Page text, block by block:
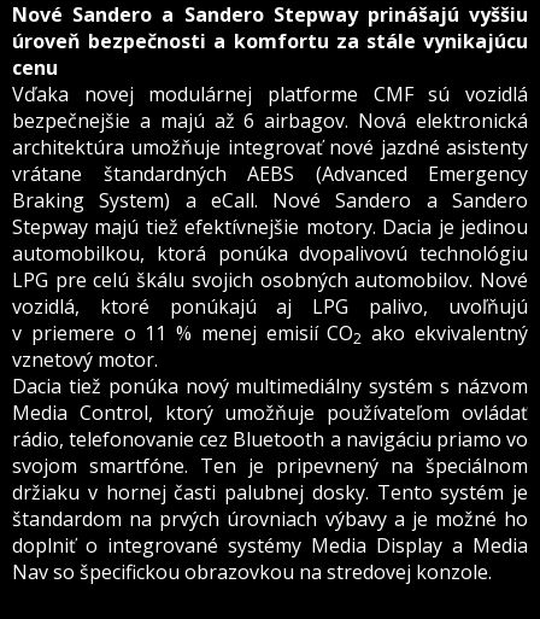
Nové Sandero a Sandero Stepway prinášajú vyššiu
úroveň bezpečnosti a komfortu za stále vynikajúcu
cenu
Vďaka novej modulárnej platforme CMF sú vozidlá
bezpečnejšie a majú až 6 airbagov. Nová elektronická
architektúra umožňuje integrovať nové jazdné asistenty
vrátane štandardných AEBS (Advanced Emergency
Braking System) a eCall. Nové Sandero a Sandero
Stepway majú tiež efektívnejšie motory. Dacia je jedinou
automobilkou, ktorá ponúka dvopalivovú technológiu
LPG pre celú škálu svojich osobných automobilov. Nové
vozidlá, ktoré ponúkajú aj LPG palivo, uvoľňujú
v priemere o 11 % menej emisií CO2 ako ekvivalentný
vznetový motor.
Dacia tiež ponúka nový multimediálny systém s názvom
Media Control, ktorý umožňuje používateľom ovládať
rádio, telefonovanie cez Bluetooth a navigáciu priamo vo
svojom smartfóne. Ten je pripevnený na špeciálnom
držiaku v hornej časti palubnej dosky. Tento systém je
štandardom na prvých úrovniach výbavy a je možné ho
doplniť o integrované systémy Media Display a Media
Nav so špecifickou obrazovkou na stredovej konzole.